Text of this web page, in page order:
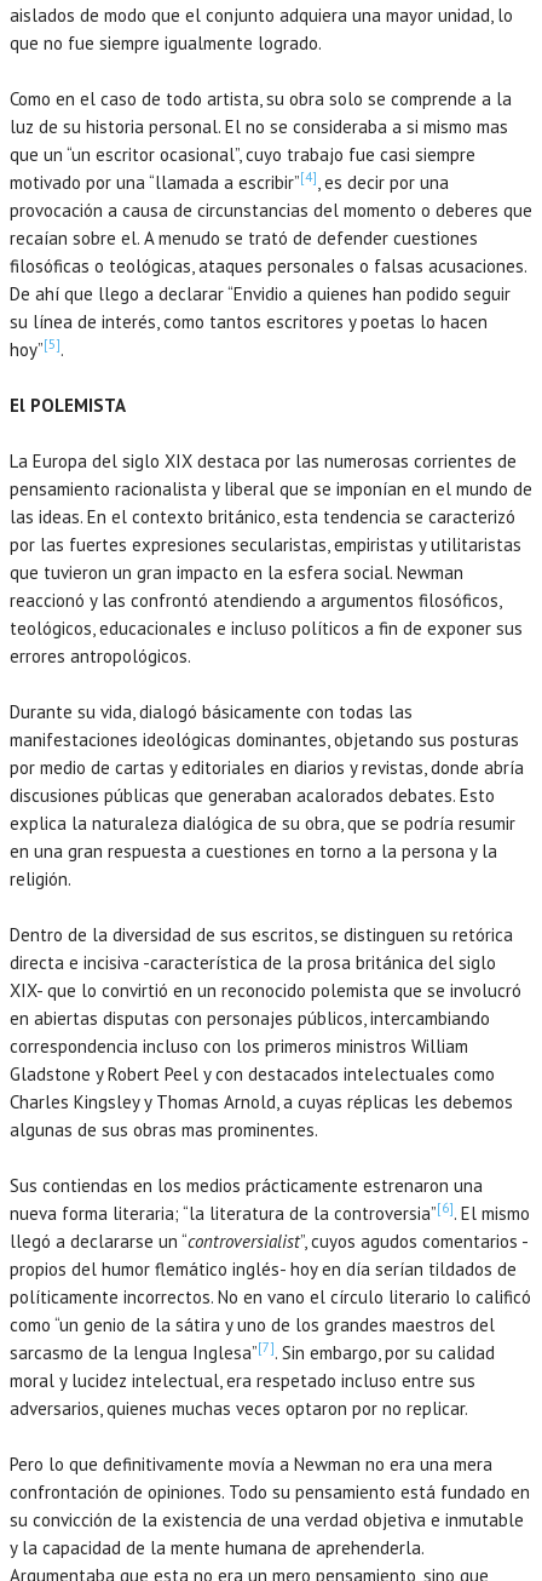
aislados de modo que el conjunto adquiera una mayor unidad, lo
que no fue siempre igualmente logrado.
Como en el caso de todo artista, su obra solo se comprende a la
luz de su historia personal. El no se consideraba a si mismo mas
que un “un escritor ocasional”, cuyo trabajo fue casi siempre
motivado por una “llamada a escribir”[4], es decir por una
provocación a causa de circunstancias del momento o deberes que
recaían sobre el. A menudo se trató de defender cuestiones
filosóficas o teológicas, ataques personales o falsas acusaciones.
De ahí que llego a declarar “Envidio a quienes han podido seguir
su línea de interés, como tantos escritores y poetas lo hacen
hoy”[5].
El POLEMISTA
La Europa del siglo XIX destaca por las numerosas corrientes de
pensamiento racionalista y liberal que se imponían en el mundo de
las ideas. En el contexto británico, esta tendencia se caracterizó
por las fuertes expresiones secularistas, empiristas y utilitaristas
que tuvieron un gran impacto en la esfera social. Newman
reaccionó y las confrontó atendiendo a argumentos filosóficos,
teológicos, educacionales e incluso políticos a fin de exponer sus
errores antropológicos.
Durante su vida, dialogó básicamente con todas las
manifestaciones ideológicas dominantes, objetando sus posturas
por medio de cartas y editoriales en diarios y revistas, donde abría
discusiones públicas que generaban acalorados debates. Esto
explica la naturaleza dialógica de su obra, que se podría resumir
en una gran respuesta a cuestiones en torno a la persona y la
religión.
Dentro de la diversidad de sus escritos, se distinguen su retórica
directa e incisiva -característica de la prosa británica del siglo
XIX- que lo convirtió en un reconocido polemista que se involucró
en abiertas disputas con personajes públicos, intercambiando
correspondencia incluso con los primeros ministros William
Gladstone y Robert Peel y con destacados intelectuales como
Charles Kingsley y Thomas Arnold, a cuyas réplicas les debemos
algunas de sus obras mas prominentes.
Sus contiendas en los medios prácticamente estrenaron una
nueva forma literaria; “la literatura de la controversia”[6]. El mismo
llegó a declararse un “controversialist”, cuyos agudos comentarios -
propios del humor flemático inglés- hoy en día serían tildados de
políticamente incorrectos. No en vano el círculo literario lo calificó
como “un genio de la sátira y uno de los grandes maestros del
sarcasmo de la lengua Inglesa”[7]. Sin embargo, por su calidad
moral y lucidez intelectual, era respetado incluso entre sus
adversarios, quienes muchas veces optaron por no replicar.
Pero lo que definitivamente movía a Newman no era una mera
confrontación de opiniones. Todo su pensamiento está fundado en
su convicción de la existencia de una verdad objetiva e inmutable
y la capacidad de la mente humana de aprehenderla.
Argumentaba que esta no era un mero pensamiento, sino que